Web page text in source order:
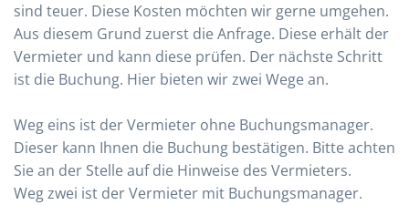
sind teuer. Diese Kosten möchten wir gerne umgehen.
Aus diesem Grund zuerst die Anfrage. Diese erhält der
Vermieter und kann diese prüfen. Der nächste Schritt
ist die Buchung. Hier bieten wir zwei Wege an.
Weg eins ist der Vermieter ohne Buchungsmanager.
Dieser kann Ihnen die Buchung bestätigen. Bitte achten
Sie an der Stelle auf die Hinweise des Vermieters.
Weg zwei ist der Vermieter mit Buchungsmanager.